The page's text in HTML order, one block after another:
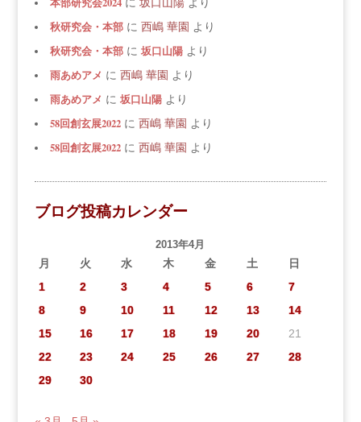
秋研究会・本部に 西嶋 華園 より
秋研究会・本部に 坂口山陽より
雨あめアメ に 西嶋 華園 より
雨あめアメ に 坂口山陽より
58回創玄展2022に 西嶋 華園 より
58回創玄展2022に 西嶋 華園 より
ブログ投稿カレンダー
2013年4月
月 火 水 木 金 土
日
1
2 3 4 5 6
7
8
9 10 11 12 13
14
15
16 17 18 19 20
21
22
23 24 25 26 27
28
29
30